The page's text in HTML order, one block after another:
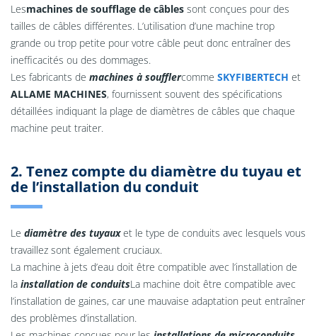
Lesmachines de soufflage de câbles sont conçues pour des
tailles de câbles différentes. L’utilisation d’une machine trop
grande ou trop petite pour votre câble peut donc entraîner des
inefficacités ou des dommages.
Les fabricants de machines à soufflercomme SKYFIBERTECH et
ALLAME MACHINES, fournissent souvent des spécifications
détaillées indiquant la plage de diamètres de câbles que chaque
machine peut traiter.
2. Tenez compte du diamètre du tuyau et
de l’installation du conduit
Le diamètre des tuyauxet le type de conduits avec lesquels vous
travaillez sont également cruciaux.
La machine à jets d’eau doit être compatible avec l’installation de
la installation de conduitsLa machine doit être compatible avec
l’installation de gaines, car une mauvaise adaptation peut entraîner
des problèmes d’installation.